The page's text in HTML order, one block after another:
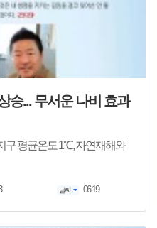
승... 무서운 나비 효과
구 평균온도 1℃, 자연재해와
날짜 06-19